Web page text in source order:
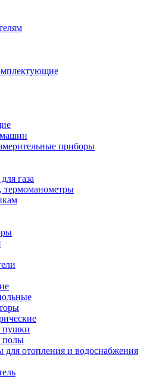
приборы
газа
пушки
полы
для отопления и водоснабжения